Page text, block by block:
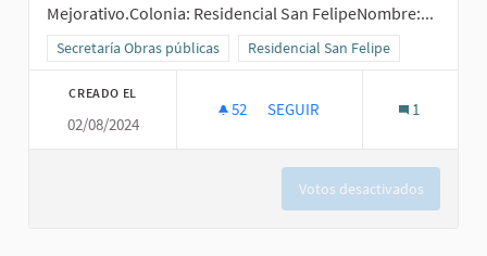
Mejorativo.Colonia: Residencial San FelipeNombre:...
Resultados al filtrar por la categoría: Secretaría Obras públicas
Secretaría Obras públicas Resultados al filtrar por el ámbito:
Residencial San Felipe
CREADO EL
02/08/2024
52 52 SEGUIDORAS
SEGUIR 1
Votos desactivados